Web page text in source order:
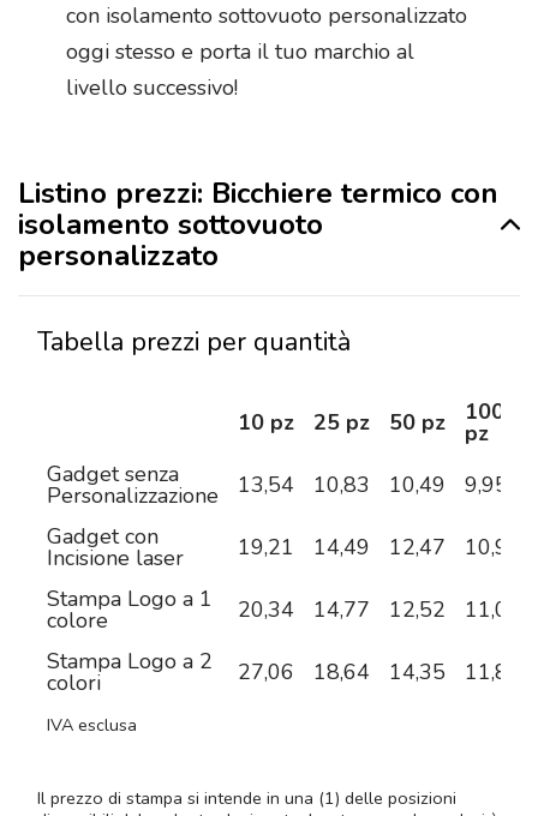
con isolamento sottovuoto personalizzato
oggi stesso e porta il tuo marchio al
livello successivo!
Listino prezzi: Bicchiere termico con
isolamento sottovuoto
personalizzato
Tabella prezzi per quantità
10 pz 25 pz 50 pz 100
pz
Gadget senza
Personalizzazione 13,54 10,83 10,49
9,95
Gadget con
Incisione laser 19,21 14,49 12,47
10,99
Stampa Logo a 1
colore 20,34 14,77 12,52
11,04
Stampa Logo a 2
colori 27,06 18,64 14,35 11,84
IVA esclusa
Il prezzo di stampa si intende in una (1) delle posizioni